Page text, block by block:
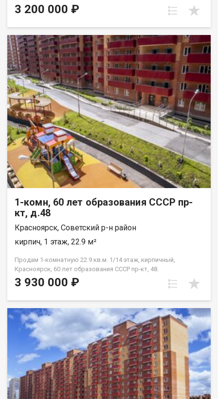
просторная комната, санузел раздельный, большая лоджия,
широкие подоконники. Квартира просторная, светлая и очень
закрытого типа, внутри хорошая детская площадка и
площадка для отдыха. Все очень чистенькое и по домашнему!
Инфраструктура: Удачное расположение дома, в шаговой
доступности школа № 148 и детский сад, остановки
общественного транспорта и все необходимое для
комфортного проживания. Условия продажи: Документы
проверены и готовы к сделке! Показ по договоренности.
3 200 000 ₽
1-комн, 60 лет образования СССР пр-
кт, д.48
Красноярск, Советский р-н район
кирпич, 1 этаж, 22.9 м²
Продам 1-комнатную 22.9 кв.м. 1/14 этаж, кирпичный,
Красноярск, 60 лет образования СССР пр-кт, 48.
3 930 000 ₽